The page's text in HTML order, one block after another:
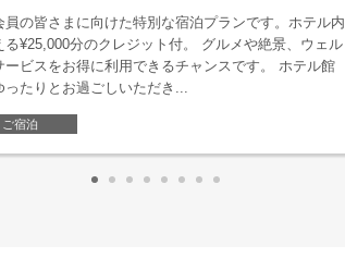
員の皆さまに向けた特別な宿泊プランです。ホテル内
る¥25,000分のクレジット付。 グルメや絶景、ウェル
ービスをお得に利用できるチャンスです。 ホテル館
ったりとお過ごしいただき...
ご宿泊